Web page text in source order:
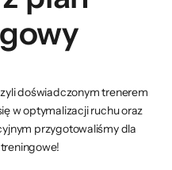
doświadczonym trenerem
w optymalizacji ruchu oraz
przygotowaliśmy dla